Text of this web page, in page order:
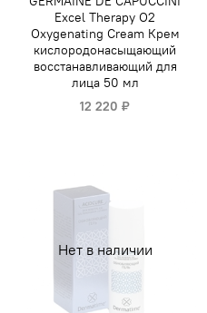
Excel Therapy O2
Oxygenating Cream Крем
кислородонасыщающий
восстанавливающий для
лица 50 мл
12 220 ₽
Нет в наличии